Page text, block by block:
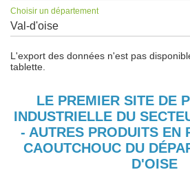
Choisir un département
Val-d'oise
L'export des données n'est pas
tablette.
LE PREMIER SITE DE
INDUSTRIELLE DU
- AUTRES PRODUITS EN
CAOUTCHOUC DU
D'OISE